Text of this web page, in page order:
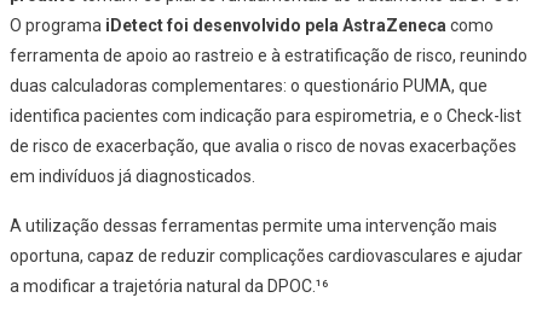
O programa iDetect foi desenvolvido pela AstraZeneca como
ferramenta de apoio ao rastreio e à estratificação de risco, reunindo
duas calculadoras complementares: o questionário PUMA, que
identifica pacientes com indicação para espirometria, e o Check-list
de risco de exacerbação, que avalia o risco de novas exacerbações
em indivíduos já diagnosticados.
A utilização dessas ferramentas permite uma intervenção mais
oportuna, capaz de reduzir complicações cardiovasculares e ajudar
a modificar a trajetória natural da DPOC.¹⁶